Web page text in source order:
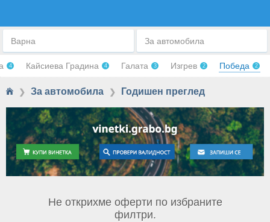
Варна За автомобила
4 Кайсиева Градина 4 Галата 3 Изгрев 2 Победа 2
❯ За автомобила ❯ Годишен преглед
Не открихме оферти по избраните
филтри.